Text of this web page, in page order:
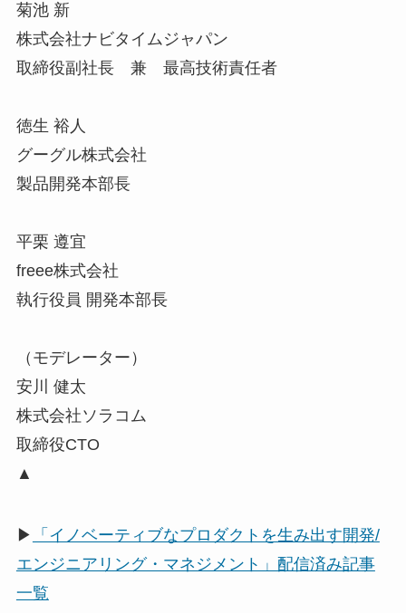
菊池 新
株式会社ナビタイムジャパン
取締役副社長 兼 最高技術責任者
徳生 裕人
グーグル株式会社
製品開発本部長
平栗 遵宜
freee株式会社
執行役員 開発本部長
（モデレーター）
安川 健太
株式会社ソラコム
取締役CTO
▲
▶
「イノベーティブなプロダクトを生み出す開発/
エンジニアリング・マネジメント」配信済み記事
一覧